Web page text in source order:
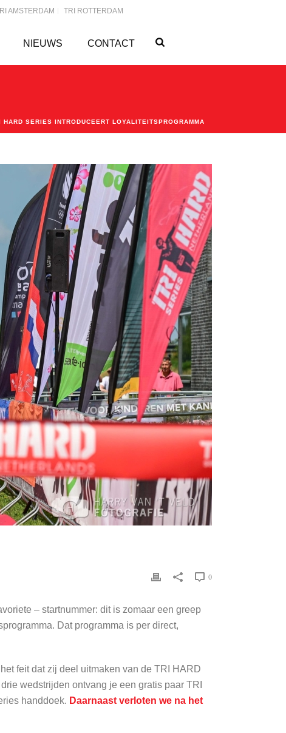
AMSTERDAM TRI ROTTERDAM
NIEUWS CONTACT
HARD SERIES INTRODUCEERT LOYALITEITSPROGRAMMA
0
– startnummer: dit is zomaar een greep
Dat programma is per direct,
feit dat zij deel uitmaken van de TRI HARD
wedstrijden ontvang je een gratis paar TRI
handdoek. Daarnaast verloten we na het